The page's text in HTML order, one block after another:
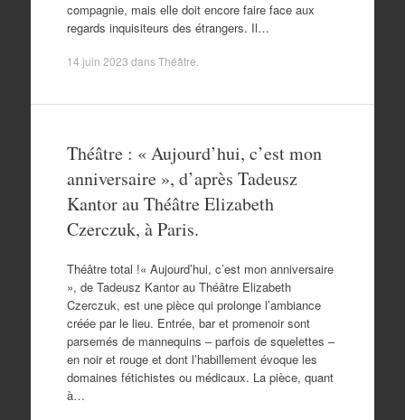
compagnie, mais elle doit encore faire face aux
regards inquisiteurs des étrangers. Il…
14 juin 2023 dansThéâtre
Théâtre : « Aujourd’hui, c’est mon
anniversaire », d’après Tadeusz
Kantor au Théâtre Elizabeth
Czerczuk, à Paris.
Théâtre total !« Aujourd’hui, c’est mon anniversaire
», de Tadeusz Kantor au Théâtre Elizabeth
Czerczuk, est une pièce qui prolonge l’ambiance
créée par le lieu. Entrée, bar et promenoir sont
parsemés de mannequins – parfois de squelettes –
en noir et rouge et dont l’habillement évoque les
domaines fétichistes ou médicaux. La pièce, quant
à…